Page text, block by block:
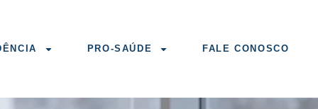
PRO-SAÚDE FALE CONOSCO